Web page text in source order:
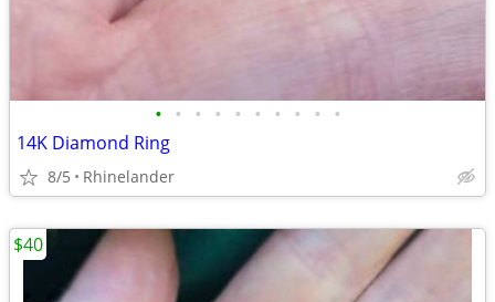
• • • • • • • • • •
14K Diamond Ring
8/5 Rhinelander
$40